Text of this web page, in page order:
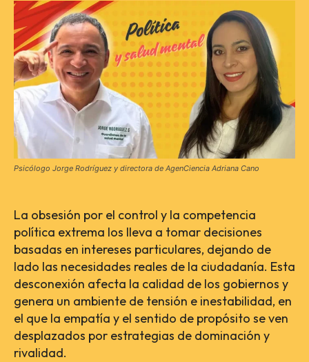
Psicólogo Jorge Rodríguez y directora de AgenCiencia Adriana Cano
La obsesión por el control y la competencia
política extrema los lleva a tomar decisiones
basadas en intereses particulares, dejando de
lado las necesidades reales de la ciudadanía. Esta
desconexión afecta la calidad de los gobiernos y
genera un ambiente de tensión e inestabilidad, en
el que la empatía y el sentido de propósito se ven
desplazados por estrategias de dominación y
rivalidad.